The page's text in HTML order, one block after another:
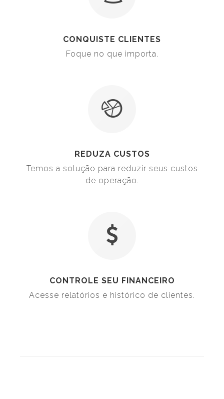
CONQUISTE CLIENTES
Foque no que importa.
REDUZA CUSTOS
Temos a solução para reduzir seus custos
de operação.
CONTROLE SEU FINANCEIRO
Acesse relatórios e histórico de clientes.